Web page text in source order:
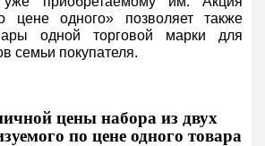
цене одного» позволяет также
одной торговой марки для
семьи покупателя.
цены набора из двух
по цене одного товара